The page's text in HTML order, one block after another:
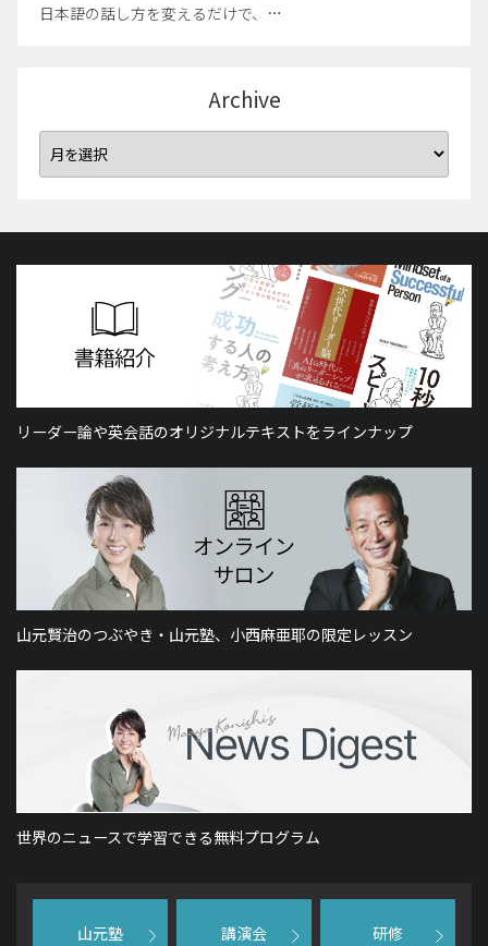
日本語の話し方を変えるだけで、…
Archive
リーダー論や英会話のオリジナルテキストをラインナップ
山元賢治のつぶやき・山元塾、小西麻亜耶の限定レッスン
世界のニュースで学習できる無料プログラム
山元塾 講演会 研修